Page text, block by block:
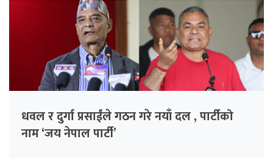
धवल र दुर्गा प्रसाईंले गठन गरे नयाँ दल , पार्टीको
नाम ‘जय नेपाल पार्टी’